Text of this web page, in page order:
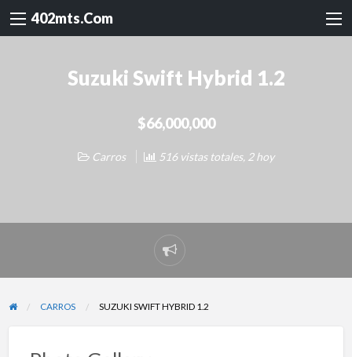
402mts.Com
Suzuki Swift Hybrid 1.2
$66,000,000
Carros 516 vistas totales, 2 hoy
Reportar
problema
CARROS SUZUKI SWIFT HYBRID 1.2